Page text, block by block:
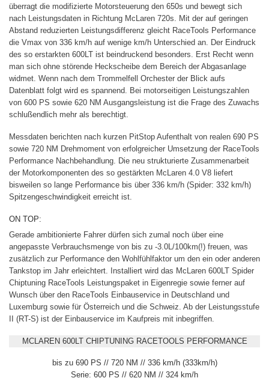
überragt die modifizierte Motorsteuerung den 650s und bewegt sich
nach Leistungsdaten in Richtung McLaren 720s. Mit der auf geringen
Abstand reduzierten Leistungsdifferenz gleicht RaceTools Performance
die Vmax von 336 km/h auf wenige km/h Unterschied an. Der Eindruck
des so erstarkten 600LT ist beindruckend besonders. Erst Recht wenn
man sich ohne störende Heckscheibe dem Bereich der Abgasanlage
widmet. Wenn nach dem Trommelfell Orchester der Blick aufs
Datenblatt folgt wird es spannend. Bei motorseitigen Leistungszahlen
von 600 PS sowie 620 NM Ausgangsleistung ist die Frage des Zuwachs
schlußendlich mehr als berechtigt.
Messdaten berichten nach kurzen PitStop Aufenthalt von realen 690 PS
sowie 720 NM Drehmoment von erfolgreicher Umsetzung der RaceTools
Performance Nachbehandlung. Die neu strukturierte Zusammenarbeit
der Motorkomponenten des so gestärkten McLaren 4.0 V8 liefert
bisweilen so lange Performance bis über 336 km/h (Spider: 332 km/h)
Spitzengeschwindigkeit erreicht ist.
ON TOP:
Gerade ambitionierte Fahrer dürfen sich zumal noch über eine
angepasste Verbrauchsmenge von bis zu -3.0L/100km(!) freuen, was
zusätzlich zur Performance den Wohlfühlfaktor um den ein oder anderen
Tankstop im Jahr erleichtert. Installiert wird das McLaren 600LT Spider
Chiptuning RaceTools Leistungspaket in Eigenregie sowie ferner auf
Wunsch über den RaceTools Einbauservice in Deutschland und
Luxemburg sowie für Österreich und die Schweiz. Ab der Leistungsstufe
II (RT-S) ist der Einbauservice im Kaufpreis mit inbegriffen.
MCLAREN 600LT CHIPTUNING RACETOOLS PERFORMANCE
bis zu 690 PS // 720 NM // 336 km/h (333km/h)
Serie: 600 PS // 620 NM // 324 km/h